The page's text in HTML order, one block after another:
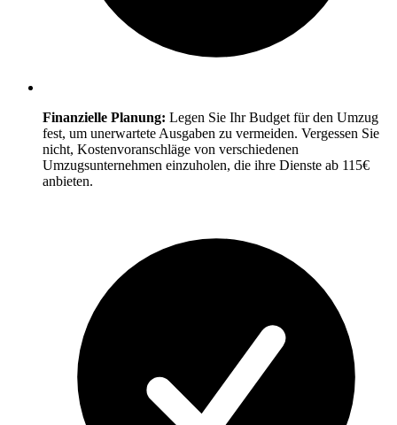
Finanzielle Planung: Legen Sie Ihr Budget für den Umzug
fest, um unerwartete Ausgaben zu vermeiden. Vergessen Sie
nicht, Kostenvoranschläge von verschiedenen
Umzugsunternehmen einzuholen, die ihre Dienste ab 115€
anbieten.